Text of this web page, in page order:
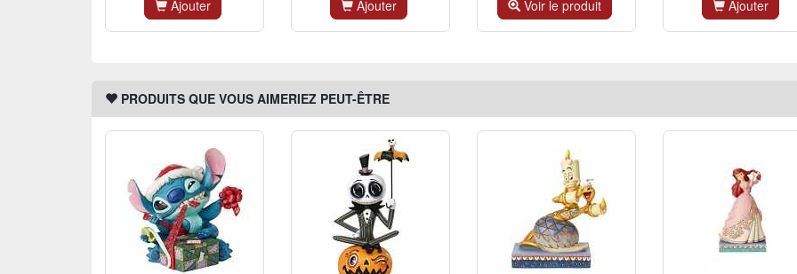
Ajouter Ajouter Voir le produit Ajouter
PRODUITS QUE VOUS AIMERIEZ PEUT-ÊTRE